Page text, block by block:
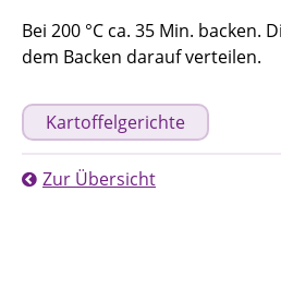
Bei 200 °C ca. 35 Min. backen.
dem Backen darauf verteilen.
Kartoffelgerichte
Zur Übersicht